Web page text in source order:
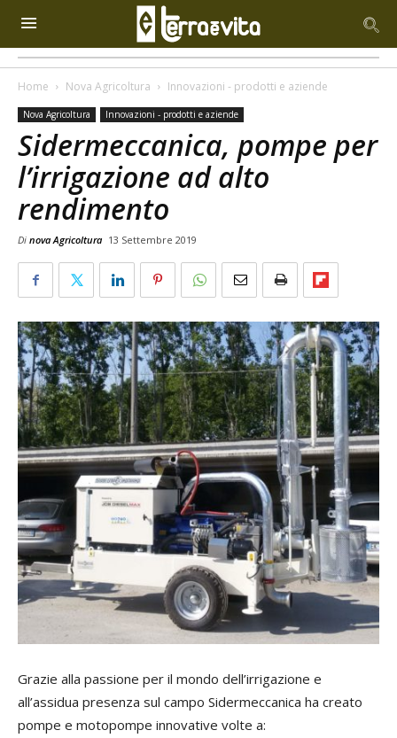
Home Nova Agricoltura Innovazioni - prodotti e aziende
Nova Agricoltura Innovazioni - prodotti e aziende
Sidermeccanica, pompe per
l’irrigazione ad alto
rendimento
Di nova Agricoltura 13 Settembre 2019
Grazie alla passione per il mondo dell’irrigazione e
all’assidua presenza sul campo Sidermeccanica ha creato
pompe e motopompe innovative volte a: